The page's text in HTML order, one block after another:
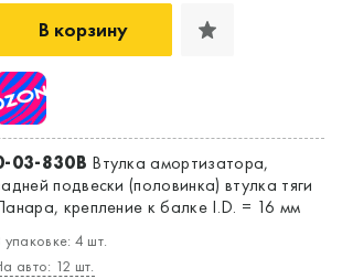
В корзину
03-830B Втулка амортизатора,
подвески (половинка) втулка тяги
крепление к балке I.D. = 16 мм
упаковке: 4 шт.
авто: 12 шт.